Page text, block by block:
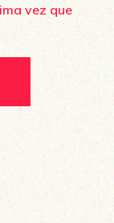
vez que